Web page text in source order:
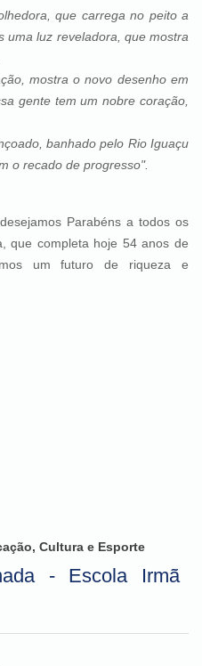
que carrega no peito a
uma luz reveladora, que mostra
mostra o novo desenho em
gente tem um nobre coração,
banhado pelo Rio Iguaçu
o recado de progresso".
Parabéns a todos os
que completa hoje 54 anos de
um futuro de riqueza e
Cultura e Esporte
- Escola Irmã